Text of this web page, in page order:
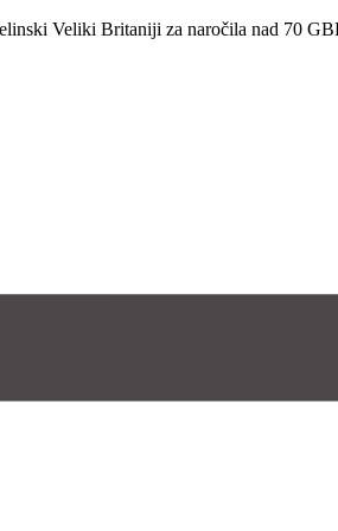
Veliki Britaniji za naročila nad 70